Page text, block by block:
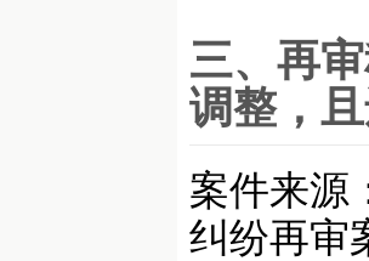
三、再
调整，
案件来源
纠纷再审